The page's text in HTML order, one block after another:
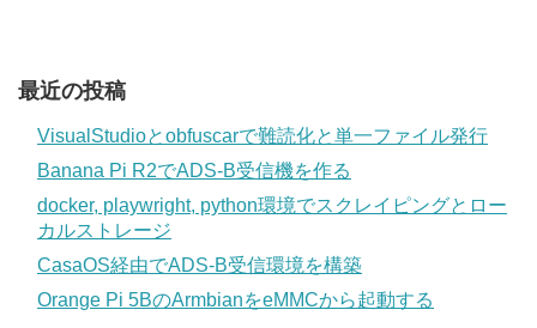
最近の投稿
VisualStudioとobfuscarで難読化と単一ファイル発行
Banana Pi R2でADS-B受信機を作る
docker, playwright, python環境でスクレイピングとロー
カルストレージ
CasaOS経由でADS-B受信環境を構築
Orange Pi 5BのArmbianをeMMCから起動する